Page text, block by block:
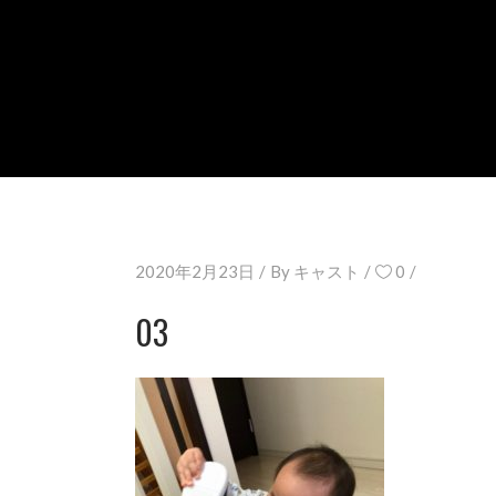
2020年2月23日 By キャスト 0
03